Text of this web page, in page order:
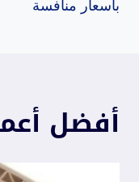
باسعار منافسة
أفضل